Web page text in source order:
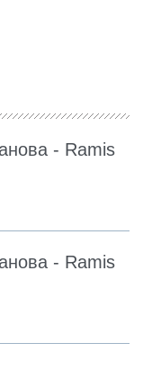
- Ramis
- Ramis